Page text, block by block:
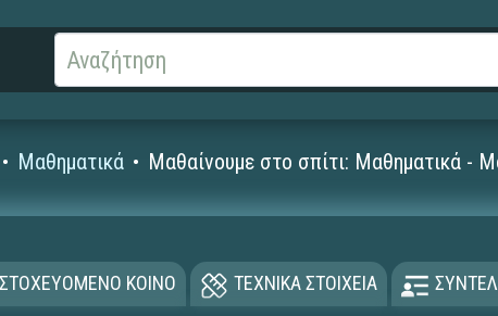
Μαθηματικά Μαθαίνουμε στο σπίτι: Μαθηματικά -
ΣΤΟΧΕΥΟΜΕΝΟ ΚΟΙΝΟ ΤΕΧΝΙΚΑ ΣΤΟΙΧΕΙΑ